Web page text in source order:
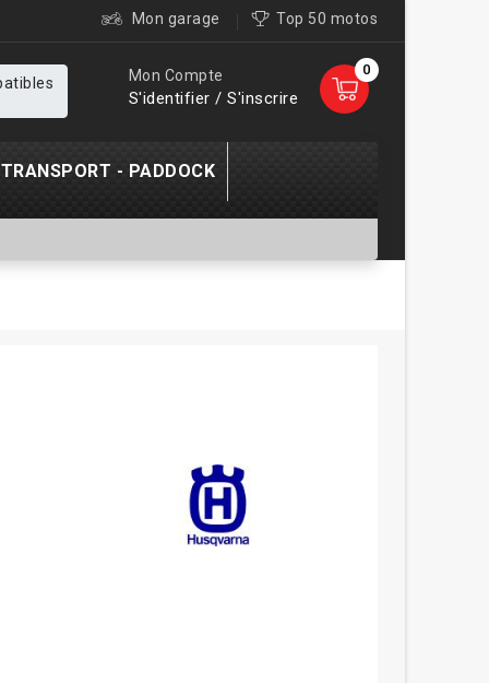
Mon garage Top 50 motos
0
Mon Compte
S'identifier / S'inscrire
TRANSPORT - PADDOCK